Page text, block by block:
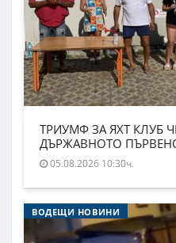
ТРИУМФ ЗА ЯХТ КЛУБ
ДЪРЖАВНОТО
05.08.2026 10:30ч.
ВОДЕЩИ НОВИНИ